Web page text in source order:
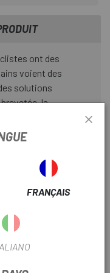
ont des
voient des
solutions
la
une selle qui s'adapte
apporter le soutien
et testée en
sanguine correcte
des matériaux
FRANÇAIS